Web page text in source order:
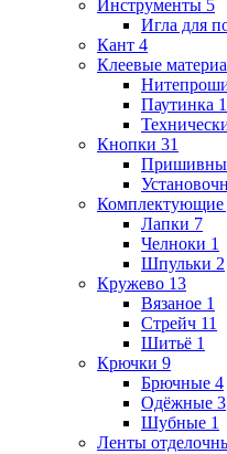
Инструменты 5
Игла для
Кант 4
Клеевые
Паутинка
Кнопки 31
Лапки 7
Челноки 1
Шпульки 2
Кружево 13
Вязаное 1
Стрейч 11
Шитьё 1
Крючки 9
Брючные 4
Одёжные 3
Шубные 1
Ленты